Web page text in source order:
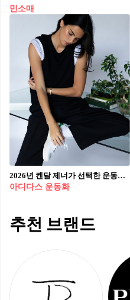
민소매
2026년 켄달 제너가 선택한 운동화👟
아디다스 운동화
추천 브랜드